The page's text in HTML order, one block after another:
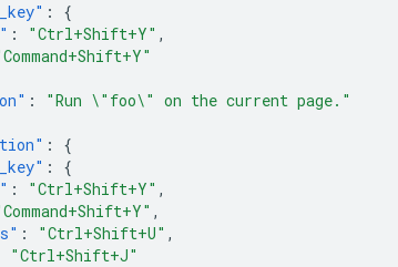
:
{
: "Ctrl+Shift+Y" ,
:
"Run \"foo\" on the current page."
:
{
:
{
: "Ctrl+Shift+Y" ,
,
: "Ctrl+Shift+U" ,
"Ctrl+Shift+J"